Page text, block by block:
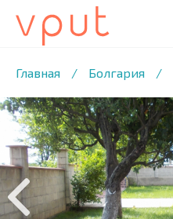
Главная / Болгария /
/5 ФОТО